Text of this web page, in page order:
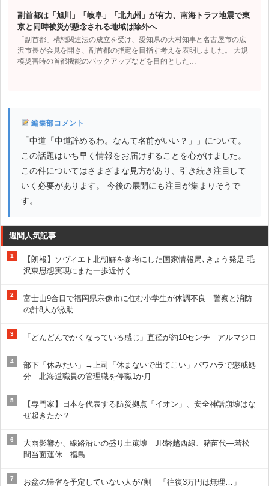
副首都は「旭川」「岐阜」「北九州」が有力、南海トラフ地震で東
京と同時被災が懸念される地域は除外へ
「副首都」構想関連法の成立を受け、愛知県の大村知事と名古屋市の広
沢市長が会見を開き、副首都の指定を目指す考えを表明しました。 大規
模災害時の首都機能のバックアップなどを目的とした…
編集部コメント
「中道「中道辞めるわ。なんて名前がいい？」」について。
この話題はいち早く情報をお届けすることを心がけました。
この件についてはさまざまな見方があり、引き続き注目して
いく必要があります。 今後の展開にも注目が集まりそうで
す。
週間人気記事
1
【朗報】ソヴィエト北朝鮮を参考にした国家情報局､きょう発足 毛
沢東思想実現にまた一歩近付く
2
富士山9合目で福岡県宗像市に住む小学生が体調不良 警察と消防
の計8人が救助
3 「どんどんでかくなっている感じ」直径が約10センチ アルマジロ
4
部下「休みたい」→上司「休まないで出てこい」パワハラで懲戒処
分 北海道職員の管理職を停職1か月
5
【専門家】日本を代表する防災拠点「イオン」、安全神話崩壊はな
ぜ起きたか？
6
大雨影響か、線路沿いの盛り土崩壊 JR磐越西線、猪苗代―若松
間当面運休 福島
7 お盆の帰省を予定していない人が7割 「往復3万円は無理…」